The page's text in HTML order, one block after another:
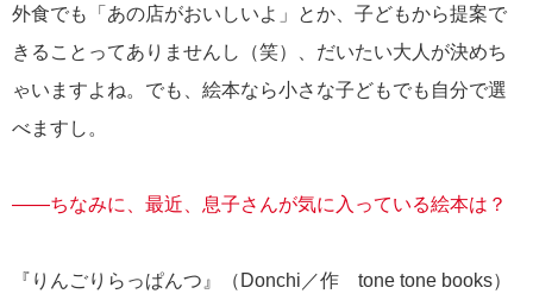
外食でも「あの店がおいしいよ」とか、子どもから提案で
きることってありませんし（笑）、だいたい大人が決めち
ゃいますよね。でも、絵本なら小さな子どもでも自分で選
べますし。
――ちなみに、最近、息子さんが気に入っている絵本は？
『りんごりらっぱんつ』（Donchi／作 tone tone books）